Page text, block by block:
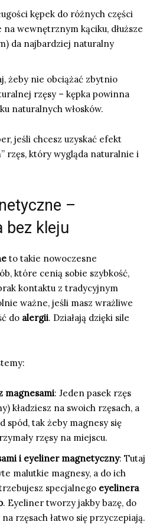
kępek do różnych części
na wewnętrznym kąciku, dłuższe
da najbardziej naturalny
żeby nie obciążać zbytnio
rzęsy – kępka powinna
naturalnych włosków.
jeśli chcesz uzyskać efekt
rzęs, który wygląda naturalnie i
–
bez kleju
to takie nowoczesne
które cenią sobie szybkość,
kontaktu z tradycyjnym
ważne, jeśli masz wrażliwe
do alergii. Działają dzięki sile
magnesami: Jeden pasek rzęs
kładziesz na swoich rzęsach, a
spód, tak żeby magnesy się
rzęsy na miejscu.
i eyeliner magnetyczny: Tutaj
malutkie magnesy, a do ich
specjalnego eyelinera
. Eyeliner tworzy jakby bazę, do
rzęsach łatwo się przyczepiają.